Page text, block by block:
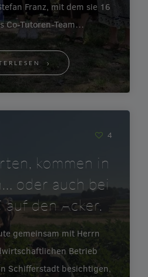
Franz, mit dem sie 16
Co-Tutoren-Team…
4
kommen in
oder auch bei
den Acker.
gemeinsam mit Herrn
Betrieb
Schifferstadt besichtigen.